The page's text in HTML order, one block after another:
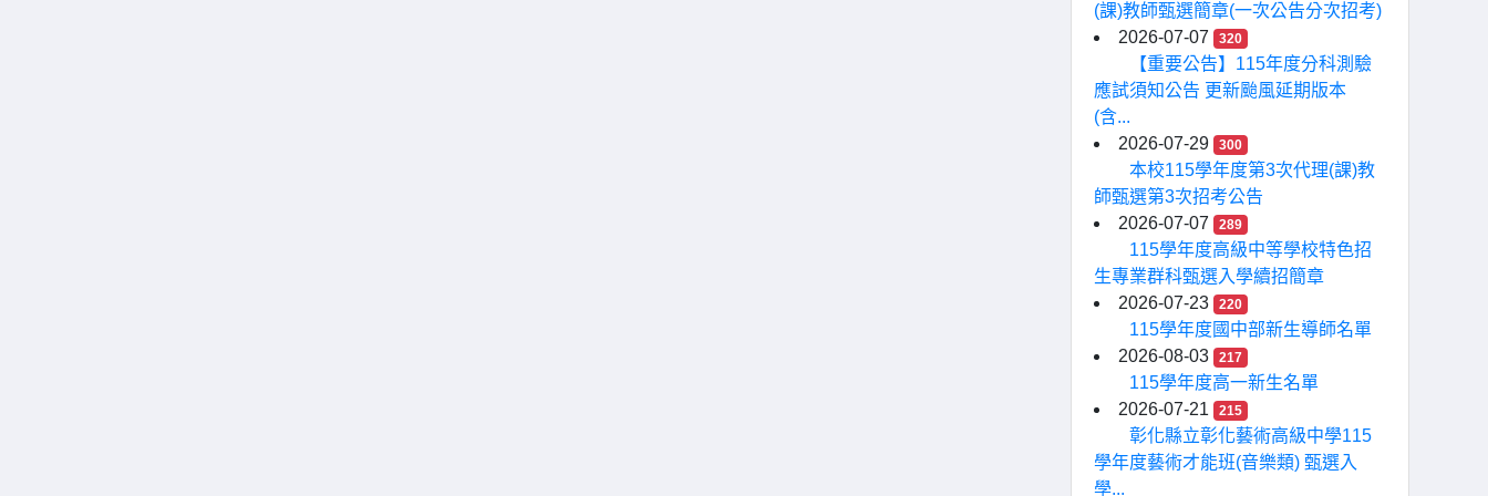
(課)教師甄選簡章(一次公告分次招考)
2026-07-07
320
【重要公告】115年度分科測驗
應試須知公告 更新颱風延期版本
(含...
2026-07-29
300
本校115學年度第3次代理(課)教
師甄選第3次招考公告
2026-07-07
289
115學年度高級中等學校特色招
生專業群科甄選入學續招簡章
2026-07-23
220
115學年度國中部新生導師名單
2026-08-03
217
115學年度高一新生名單
2026-07-21
215
彰化縣立彰化藝術高級中學115
學年度藝術才能班(音樂類) 甄選入
學...